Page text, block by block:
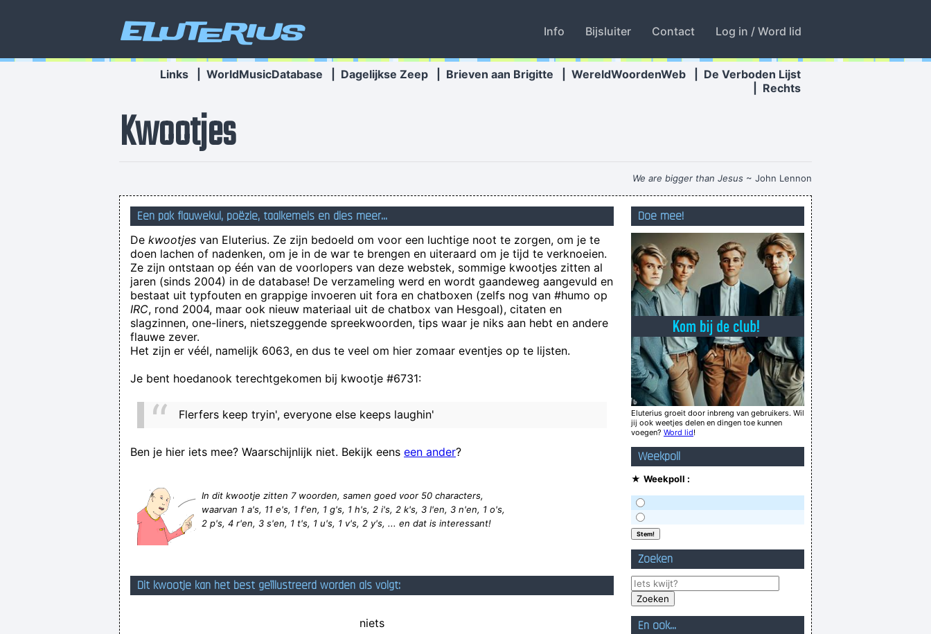
Eluterius Info Bijsluiter Contact Log in / Word lid
Links WorldMusicDatabase Dagelijkse Zeep Brieven aan Brigitte WereldWoordenWeb
De Verboden Lijst
Rechts
Kwootjes
We are bigger than Jesus ~ John Lennon
beter een kwade buur dan een verre vriend
wie niet weg is is er nog
Canım benim eline sağlık emeğine sağlık dilerim cok guzel yerlere gelirsin bıde seslerınızıne bayıldım ya
als je quitte speelt heb je niets gewonnen
Vroeger, toen je op sociale media nog gewoon je mening kon geven zonder dat er zich vrijwel direct iemand beledigd voelde en begon te schelden en
insinueren met de populaire terminologie zoals "racist" en dergelijke, ...
Even een facebook-overzichtje: geklaag, geklaag, complottheoriën, geklaag, insinuaties, geklaag, een grapje (!!!), geklaag, aandachtstekort, geklaag.
The Nobel Prize has just gone to a farmer in Wiltshire! He was found to be put standing in his field
Nick and Simon can shinebar each other not more outstand? Is that where?
I can be SHIT,MAMA
ich hem in mien boks gescheten
I get the joke, I’m being the unfunny smartass, leave me alone
een ding is zeker , een olifant schijt meer dan een apotheker.
Tourist: 'excuse me, what does ACK stand for?' Exasperated Native: 'It's the god damn call signal for the airport!'
Verknoei je tijd op een nuttige manier!
Geej se lèllike voel hod!
Een pak flauwekul, poëzie, taalkemels en dies meer...
De kwootjes van Eluterius. Ze zijn bedoeld om voor een luchtige noot te zorgen, om je te
doen lachen of nadenken, om je in de war te brengen en uiteraard om je tijd te verknoeien.
Ze zijn ontstaan op één van de voorlopers van deze webstek, sommige kwootjes zitten al
jaren (sinds 2004) in de database! De verzameling werd en wordt gaandeweg aangevuld en
bestaat uit typfouten en grappige invoeren uit fora en chatboxen (zelfs nog van #humo op
IRC, rond 2004, maar ook nieuw materiaal uit de chatbox van Hesgoal), citaten en
slagzinnen, one-liners, nietszeggende spreekwoorden, tips waar je niks aan hebt en andere
flauwe zever.
Het zijn er véél, namelijk 6063, en dus te veel om hier zomaar eventjes op te lijsten.
Je bent hoedanook terechtgekomen bij kwootje #6731:
Flerfers keep tryin', everyone else keeps laughin'
Ben je hier iets mee? Waarschijnlijk niet. Bekijk eens een ander?
In dit kwootje zitten 7 woorden, samen goed voor 50 characters,
waarvan 1 a's, 11 e's, 1 f'en, 1 g's, 1 h's, 2 i's, 2 k's, 3 l'en, 3 n'en, 1 o's,
2 p's, 4 r'en, 3 s'en, 1 t's, 1 u's, 1 v's, 2 y's, ... en dat is interessant!
Dit kwootje kan het best geïllustreerd worden als volgt:
niets
Doe mee!
Eluterius groeit door inbreng van gebruikers. Wil
jij ook weetjes delen en dingen toe kunnen
voegen? Word lid!
Weekpoll
★ Weekpoll :
Zoeken
En ook...